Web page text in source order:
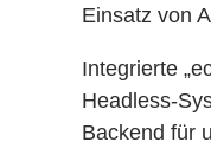
Einsatz von
Integrierte
Headless-
Backend für